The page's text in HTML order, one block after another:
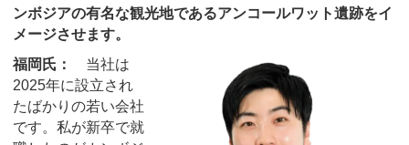
ンボジアの有名な観光地であるアンコールワット遺跡をイ
メージさせます。
福岡氏：
当社は
2025年に設立され
たばかりの若い会社
です。私が新卒で就